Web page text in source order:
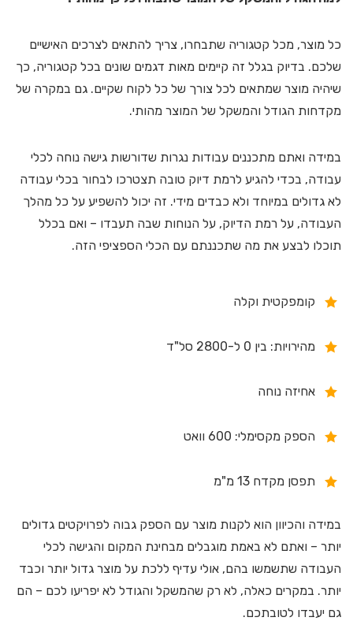
כל מוצר, מכל קטגוריה שתבחרו, צריך להתאים לצרכים האישיים
שלכם. בדיוק בגלל זה קיימים מאות דגמים שונים בכל קטגוריה, כך
שיהיה מוצר שמתאים לכל צורך של כל לקוח שקיים. גם במקרה של
מקדחות הגודל והמשקל של המוצר מהותי.
במידה ואתם מתכננים עבודות נגרות שדורשות גישה נוחה לכלי
עבודה, בכדי להגיע לרמת דיוק טובה תצטרכו לבחור בכלי עבודה
לא גדולים במיוחד ולא כבדים מידי. זה יכול להשפיע על כל מהלך
העבודה, על רמת הדיוק, על הנוחות שבה תעבדו – ואם בכלל
תוכלו לבצע את מה שתכננתם עם הכלי הספציפי הזה.
קומפקטית וקלה
מהירויות: בין 0 ל-2800 סל"ד
אחיזה נוחה
הספק מקסימלי: 600 וואט
תפסן מקדח 13 מ"מ
במידה והכיוון הוא לקנות מוצר עם הספק גבוה לפרויקטים גדולים
יותר – ואתם לא באמת מוגבלים מבחינת המקום והגישה לכלי
העבודה שתשמשו בהם, אולי עדיף ללכת על מוצר גדול יותר וכבד
יותר. במקרים כאלה, לא רק שהמשקל והגודל לא יפריעו לכם – הם
גם יעבדו לטובתכם.